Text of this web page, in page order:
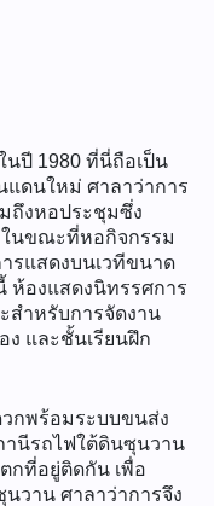
นปี 1980 ที่นี่ถือเป็น
แดนใหม่ ศาลาว่าการ
ถึงหอประชุมซึ่ง
ในขณะที่หอกิจกรรม
รแสดงบนเวทีขนาด
ห้องแสดงนิทรรศการ
สำหรับการจัดงาน
ง และชั้นเรียนฝึก
กพร้อมระบบขนส่ง
นีรถไฟใต้ดินซุนวาน
กที่อยู่ติดกัน เพื่อ
นวาน ศาลาว่าการจึง